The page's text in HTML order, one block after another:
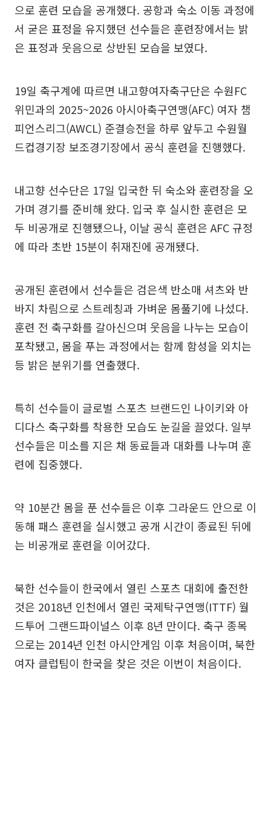
으로 훈련 모습을 공개했다. 공항과 숙소 이동 과정에
서 굳은 표정을 유지했던 선수들은 훈련장에서는 밝
은 표정과 웃음으로 상반된 모습을 보였다.
19일 축구계에 따르면 내고향여자축구단은 수원FC
위민과의 2025~2026 아시아축구연맹(AFC) 여자 챔
피언스리그(AWCL) 준결승전을 하루 앞두고 수원월
드컵경기장 보조경기장에서 공식 훈련을 진행했다.
내고향 선수단은 17일 입국한 뒤 숙소와 훈련장을 오
가며 경기를 준비해 왔다. 입국 후 실시한 훈련은 모
두 비공개로 진행됐으나, 이날 공식 훈련은 AFC 규정
에 따라 초반 15분이 취재진에 공개됐다.
공개된 훈련에서 선수들은 검은색 반소매 셔츠와 반
바지 차림으로 스트레칭과 가벼운 몸풀기에 나섰다.
훈련 전 축구화를 갈아신으며 웃음을 나누는 모습이
포착됐고, 몸을 푸는 과정에서는 함께 함성을 외치는
등 밝은 분위기를 연출했다.
특히 선수들이 글로벌 스포츠 브랜드인 나이키와 아
디다스 축구화를 착용한 모습도 눈길을 끌었다. 일부
선수들은 미소를 지은 채 동료들과 대화를 나누며 훈
련에 집중했다.
약 10분간 몸을 푼 선수들은 이후 그라운드 안으로 이
동해 패스 훈련을 실시했고 공개 시간이 종료된 뒤에
는 비공개로 훈련을 이어갔다.
북한 선수들이 한국에서 열린 스포츠 대회에 출전한
것은 2018년 인천에서 열린 국제탁구연맹(ITTF) 월
드투어 그랜드파이널스 이후 8년 만이다. 축구 종목
으로는 2014년 인천 아시안게임 이후 처음이며, 북한
여자 클럽팀이 한국을 찾은 것은 이번이 처음이다.